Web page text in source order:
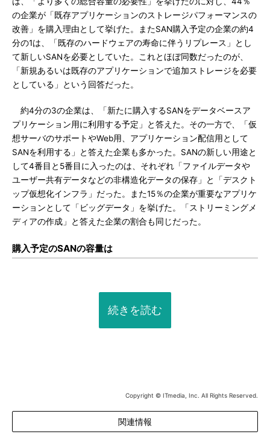
の企業が「既存アプリケーションのストレージパフォーマンスの
改善」を購入理由として挙げた。またSAN購入予定の企業の約4
分の1は、「既存のハードウェアの寿命に伴うリプレース」とし
て新しいSANを必要としていた。これとほぼ同数だったのが、
「新規あるいは既存のアプリケーションで追加ストレージを必要
としている」という回答だった。
約4分の3の企業は、「新たに購入するSANをデータベースア
プリケーション用に利用する予定」と答えた。その一方で、「仮
想サーバのサポートやWeb用、アプリケーション配信用として
SANを利用する」と答えた企業も多かった。SANの新しい用途と
して4番目と5番目に入ったのは、それぞれ「ファイルデータや
ユーザー共有データなどの非構造化データの保存」と「デスクト
ップ仮想化インフラ」だった。また15％の企業が重要なアプリケ
ーションとして「ビッグデータ」を挙げた。「ストリーミングメ
ディアの作成」と答えた企業の割合も同じだった。
購入予定のSANの容量は
続きを読む
Copyright © ITmedia, Inc. All Rights Reserved.
関連情報